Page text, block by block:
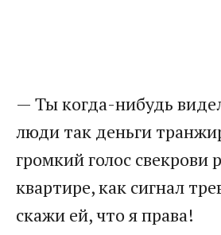
— Ты когда-нибудь
люди так деньги
громкий голос свекрови
квартире, как сигнал
скажи ей, что я права!